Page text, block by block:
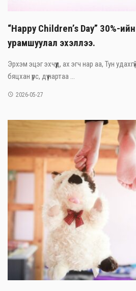
“Happy Children’s Day” 30%-
урамшуулал эхэллээ.
Эрхэм эцэг эхчүүд, ах эгч нар аа, Тун
бяцхан үрс, дүү нартаа ...
2026-05-27